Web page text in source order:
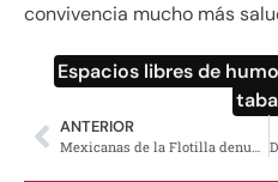
convivencia mucho más
Espacios libres de humo
ANTERIOR
Mexicanas de la Flotilla denuncian torturas de Israel